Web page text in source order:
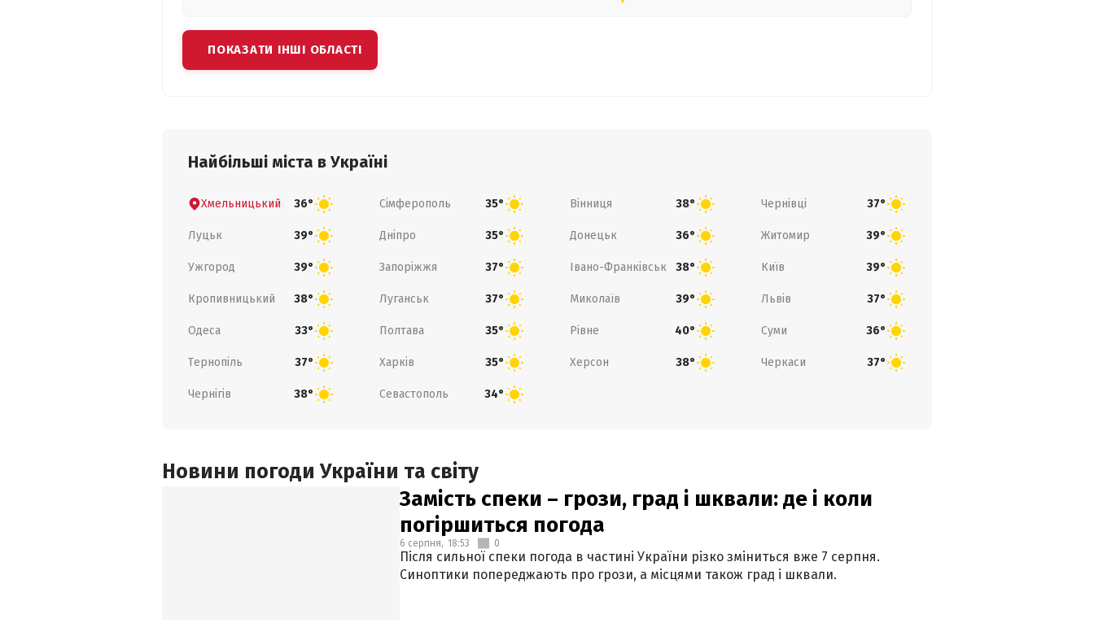
ПОКАЗАТИ ІНШІ ОБЛАСТІ
Найбільші міста в Україні
Хмельницький 36° Сімферополь 35° Вінниця 38° Чернівці 37°
Луцьк 39° Дніпро 35° Донецьк 36° Житомир 39°
Ужгород 39° Запоріжжя 37° Івано-Франківськ 38° Київ 39°
Кропивницький 38° Луганськ 37° Миколаїв 39° Львів 37°
Одеса 33° Полтава 35° Рівне 40° Суми 36°
Тернопіль 37° Харків 35° Херсон 38° Черкаси 37°
Чернігів 38° Севастополь 34°
Новини погоди України та світу
Замість спеки – грози, град і шквали: де і коли
погіршиться погода
6 серпня, 18:53 0
Після сильної спеки погода в частині України різко зміниться вже 7 серпня.
Синоптики попереджають про грози, а місцями також град і шквали.